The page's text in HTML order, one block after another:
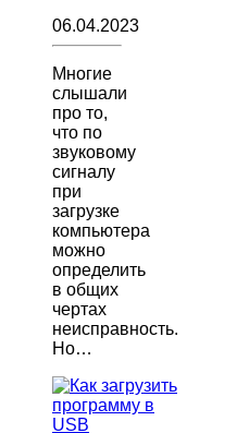
06.04.2023
Многие
слышали
про то,
что по
звуковому
сигналу
при
загрузке
компьютера
можно
определить
в общих
чертах
неисправность.
Но…